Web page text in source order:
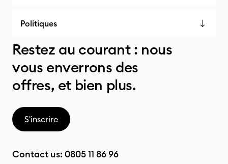
Politiques
Restez au courant : nous
vous enverrons des
offres, et bien plus.
S'inscrire
Contact us: 0805 11 86 96